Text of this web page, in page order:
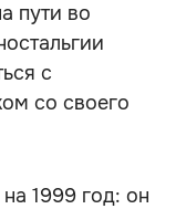
пути во
с
со своего
1999 год: он